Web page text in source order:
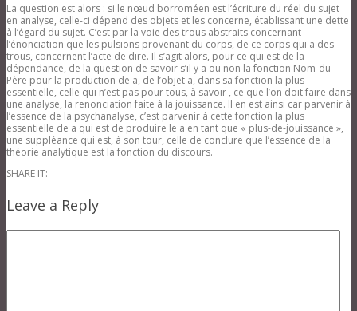
La question est alors : si le nœud borroméen est l’écriture du réel du sujet
en analyse, celle-ci dépend des objets et les concerne, établissant une dette
à l’égard du sujet. C’est par la voie des trous abstraits concernant
l’énonciation que les pulsions provenant du corps, de ce corps qui a des
trous, concernent l’acte de dire. Il s’agit alors, pour ce qui est de la
dépendance, de la question de savoir s’il y a ou non la fonction Nom-du-
Père pour la production de a, de l’objet a, dans sa fonction la plus
essentielle, celle qui n’est pas pour tous, à savoir , ce que l’on doit faire dans
une analyse, la renonciation faite à la jouissance. Il en est ainsi car parvenir à
l’essence de la psychanalyse, c’est parvenir à cette fonction la plus
essentielle de a qui est de produire le a en tant que « plus-de-jouissance »,
une suppléance qui est, à son tour, celle de conclure que l’essence de la
théorie analytique est la fonction du discours.
SHARE IT:
Leave a Reply